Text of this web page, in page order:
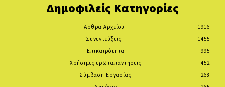
Δημοφιλείς Κατηγορίες
Άρθρα Αρχείου
1916
Συνεντεύξεις
1455
Επικαιρότητα
995
Χρήσιμες ερωταπαντήσεις
452
Σύμβαση Εργασίας
268